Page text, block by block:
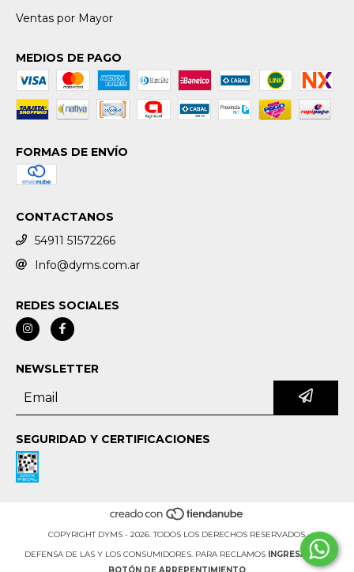
Ventas por Mayor
MEDIOS DE PAGO
FORMAS DE ENVÍO
CONTACTANOS
54911 51572266
Info@dyms.com.ar
REDES SOCIALES
NEWSLETTER
SEGURIDAD Y CERTIFICACIONES
COPYRIGHT DYMS - 2026. TODOS LOS DERECHOS RESERVADOS.
DEFENSA DE LAS Y LOS CONSUMIDORES. PARA RECLAMOS
INGRESÁ ACÁ.